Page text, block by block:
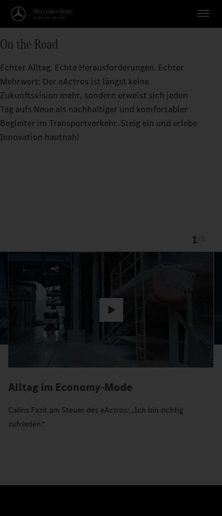
On the Road
Echter Alltag. Echte Herausforderungen. Echter
Mehrwert: Der eActros ist längst keine
Zukunftsvision mehr, sondern erweist sich jeden
Tag aufs Neue als nachhaltiger und komfortabler
Begleiter im Transportverkehr. Steig ein und erlebe
Innovation hautnah!
1
Alltag im Economy-Mode
Calins Fazit am Steuer des eActros: „Ich bin richtig
zufrieden.“